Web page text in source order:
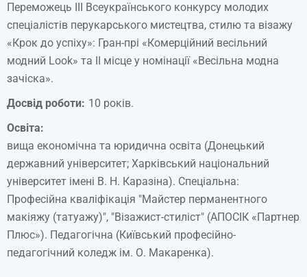
Переможець ІІІ Всеукраїнського конкурсу молодих
спеціалістів перукарського мистецтва, стилю та візажу
«Крок до успіху»: Гран-прі «Комерційний весільний
модний Look» та ІІ місце у номінації «Весільна модна
зачіска».
Досвід роботи: 10 років.
Освіта:
вища економічна та юридична освіта (Донецький
державний університет; Харківський національний
університет імені В. Н. Каразіна). Спеціальна:
Професійна кваліфікація "Майстер перманентного
макіяжу (татуажу)", "Візажист-стиліст" (АПОСІК «Партнер
Плюс»). Педагогічна (Київський професійно-
педагогічний коледж ім. О. Макаренка).